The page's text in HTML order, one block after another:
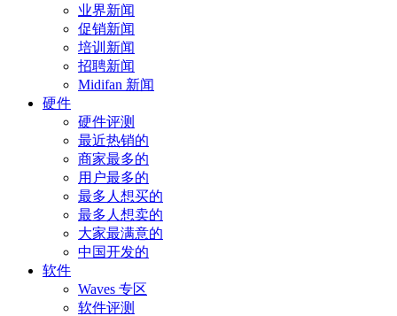
业界新闻
促销新闻
培训新闻
招聘新闻
Midifan 新闻
硬件
硬件评测
最近热销的
商家最多的
用户最多的
最多人想买的
最多人想卖的
大家最满意的
中国开发的
软件
Waves 专区
软件评测